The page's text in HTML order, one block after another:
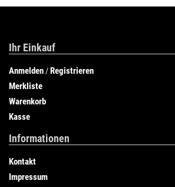
Ihr Einkauf
Anmelden /Registrieren
Merkliste
Warenkorb
Kasse
Informationen
Kontakt
Impressum